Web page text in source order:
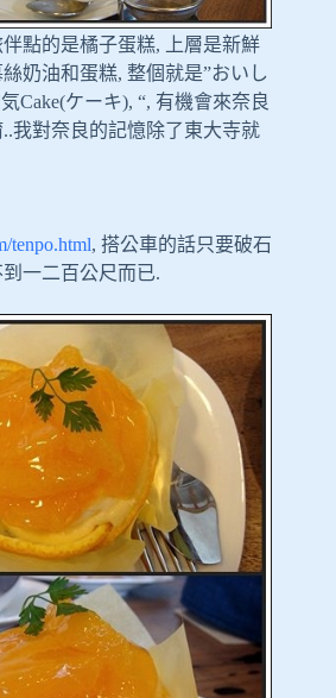
點的是橘子蛋糕, 上層是新鮮
奶油和蛋糕, 整個就是”おいし
Cake(ケーキ), “, 有機會來奈良
我對奈良的記憶除了東大寺就
tenpo.html, 搭公車的話只要破石
一二百公尺而已.